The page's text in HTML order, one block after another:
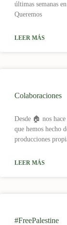
últimas semanas
Queremos
LEER MÁS
Colaboraciones
Desde 🏠 nos
que hemos hecho
producciones
LEER MÁS
#FreePalestine